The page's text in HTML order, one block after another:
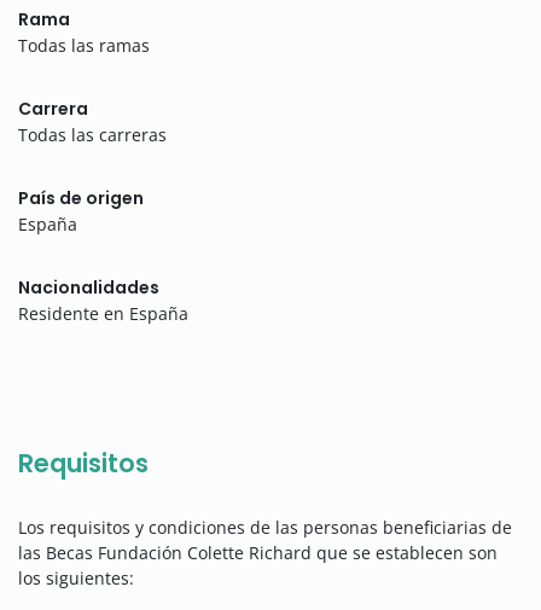
Rama
Todas las ramas
Carrera
Todas las carreras
País de origen
España
Nacionalidades
Residente en España
Requisitos
Los requisitos y condiciones de las personas beneficiarias de
las Becas Fundación Colette Richard que se establecen son
los siguientes: